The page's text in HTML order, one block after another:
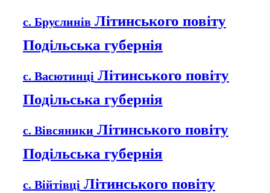
с. Бруслинів Літинського повіту
Подільська губернія
с. Васютинці Літинського повіту
Подільська губернія
с. Вівсяники Літинського повіту
Подільська губернія
с. Війтівці Літинського повіту